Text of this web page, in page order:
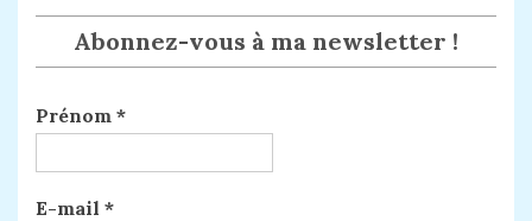
Abonnez-vous à ma newsletter !
Prénom *
E-mail *